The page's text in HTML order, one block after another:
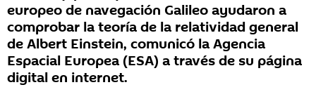
europeo de navegación Galileo ayudaron a
comprobar la teoría de la relatividad general
de Albert Einstein, comunicó la Agencia
Espacial Europea (ESA) a través de su página
digital en internet.